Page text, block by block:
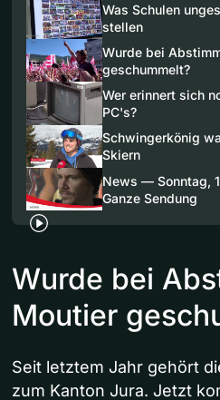
Was Schulen
stellen
Wurde bei
geschummelt?
Wer erinnert sich
PC's?
Schwingerkönig
Skiern
News — Sonntag,
Ganze Sendung
Wurde bei
Moutier
Seit letztem Jahr gehört
zum Kanton Jura. Jetzt